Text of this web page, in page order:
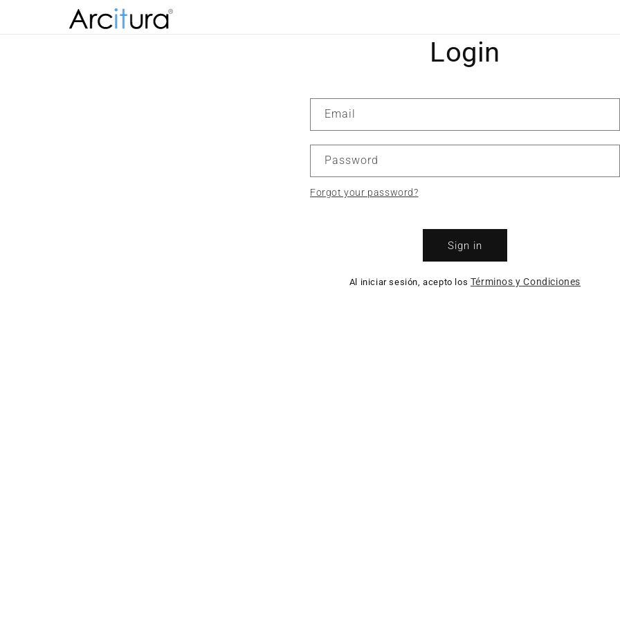
Login
Email
Password
Forgot your password?
Sign in
Al iniciar sesión, acepto los Términos y Condiciones